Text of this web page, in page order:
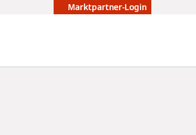
Marktpartner-Login